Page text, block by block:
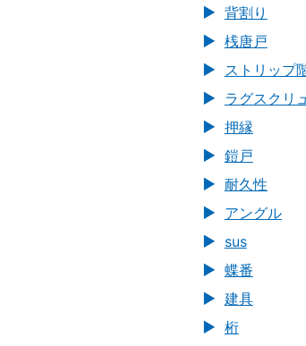
背割り
桟唐戸
ストリップ
ラグスクリ
押縁
鎧戸
耐久性
アングル
sus
蝶番
建具
桁